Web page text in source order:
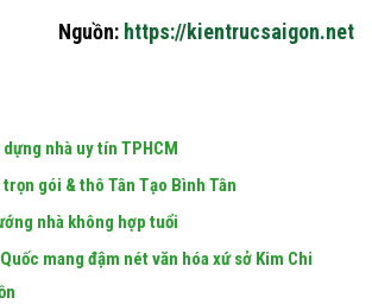
Nguồn: https://kientrucsaigon.net
nhà uy tín TPHCM
gói & thô Tân Tạo Bình Tân
nhà không hợp tuổi
mang đậm nét văn hóa xứ sở Kim Chi